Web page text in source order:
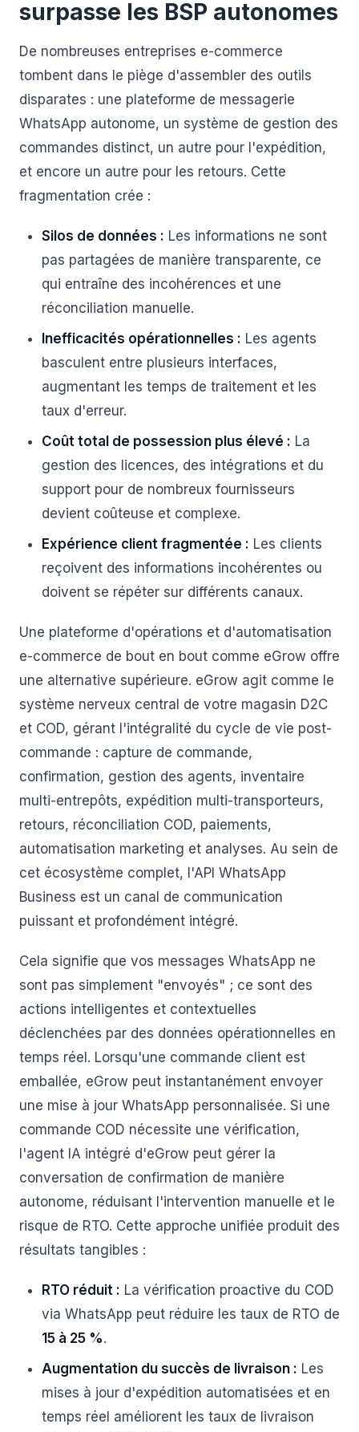
surpasse les BSP autonomes
De nombreuses entreprises e-commerce
tombent dans le piège d'assembler des outils
disparates : une plateforme de messagerie
WhatsApp autonome, un système de gestion des
commandes distinct, un autre pour l'expédition,
et encore un autre pour les retours. Cette
fragmentation crée :
Silos de données : Les informations ne sont
pas partagées de manière transparente, ce
qui entraîne des incohérences et une
réconciliation manuelle.
Inefficacités opérationnelles : Les agents
basculent entre plusieurs interfaces,
augmentant les temps de traitement et les
taux d'erreur.
Coût total de possession plus élevé : La
gestion des licences, des intégrations et du
support pour de nombreux fournisseurs
devient coûteuse et complexe.
Expérience client fragmentée : Les clients
reçoivent des informations incohérentes ou
doivent se répéter sur différents canaux.
Une plateforme d'opérations et d'automatisation
e-commerce de bout en bout comme eGrow offre
une alternative supérieure. eGrow agit comme le
système nerveux central de votre magasin D2C
et COD, gérant l'intégralité du cycle de vie post-
commande : capture de commande,
confirmation, gestion des agents, inventaire
multi-entrepôts, expédition multi-transporteurs,
retours, réconciliation COD, paiements,
automatisation marketing et analyses. Au sein de
cet écosystème complet, l'API WhatsApp
Business est un canal de communication
puissant et profondément intégré.
Cela signifie que vos messages WhatsApp ne
sont pas simplement "envoyés" ; ce sont des
actions intelligentes et contextuelles
déclenchées par des données opérationnelles en
temps réel. Lorsqu'une commande client est
emballée, eGrow peut instantanément envoyer
une mise à jour WhatsApp personnalisée. Si une
commande COD nécessite une vérification,
l'agent IA intégré d'eGrow peut gérer la
conversation de confirmation de manière
autonome, réduisant l'intervention manuelle et le
risque de RTO. Cette approche unifiée produit des
résultats tangibles :
RTO réduit : La vérification proactive du COD
via WhatsApp peut réduire les taux de RTO de
15 à 25 %.
Augmentation du succès de livraison : Les
mises à jour d'expédition automatisées et en
temps réel améliorent les taux de livraison